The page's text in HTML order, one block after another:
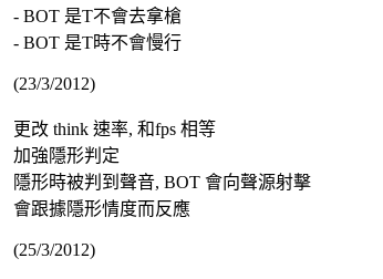
- BOT 是T不會去拿槍
- BOT 是T時不會慢行
(23/3/2012)
更改 think 速率, 和fps 相等
加強隱形判定
隱形時被判到聲音, BOT 會向聲源射擊
會跟據隱形情度而反應
(25/3/2012)